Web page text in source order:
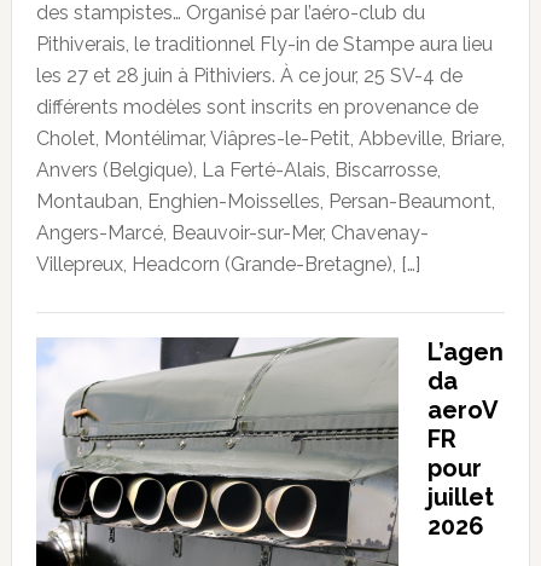
des stampistes… Organisé par l’aéro-club du
Pithiverais, le traditionnel Fly-in de Stampe aura lieu
les 27 et 28 juin à Pithiviers. À ce jour, 25 SV-4 de
différents modèles sont inscrits en provenance de
Cholet, Montélimar, Viâpres-le-Petit, Abbeville, Briare,
Anvers (Belgique), La Ferté-Alais, Biscarrosse,
Montauban, Enghien-Moisselles, Persan-Beaumont,
Angers-Marcé, Beauvoir-sur-Mer, Chavenay-
Villepreux, Headcorn (Grande-Bretagne), […]
L’agen
da
aeroV
FR
pour
juillet
2026